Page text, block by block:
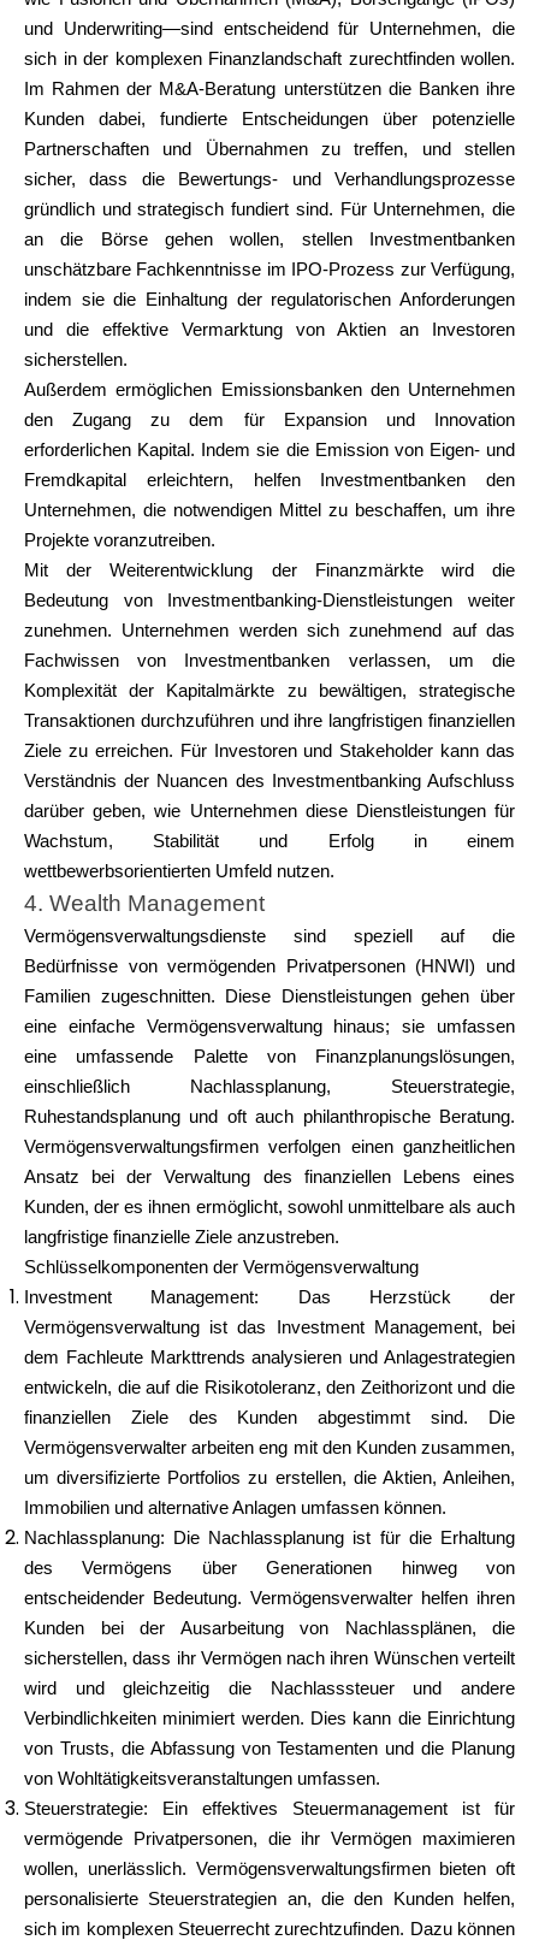
und Underwriting—sind entscheidend für Unternehmen, die
sich in der komplexen Finanzlandschaft zurechtfinden wollen.
Im Rahmen der M&A-Beratung unterstützen die Banken ihre
Kunden dabei, fundierte Entscheidungen über potenzielle
Partnerschaften und Übernahmen zu treffen, und stellen
sicher, dass die Bewertungs- und Verhandlungsprozesse
gründlich und strategisch fundiert sind. Für Unternehmen, die
an die Börse gehen wollen, stellen Investmentbanken
unschätzbare Fachkenntnisse im IPO-Prozess zur Verfügung,
indem sie die Einhaltung der regulatorischen Anforderungen
und die effektive Vermarktung von Aktien an Investoren
sicherstellen.
Außerdem ermöglichen Emissionsbanken den Unternehmen
den Zugang zu dem für Expansion und Innovation
erforderlichen Kapital. Indem sie die Emission von Eigen- und
Fremdkapital erleichtern, helfen Investmentbanken den
Unternehmen, die notwendigen Mittel zu beschaffen, um ihre
Projekte voranzutreiben.
Mit der Weiterentwicklung der Finanzmärkte wird die
Bedeutung von Investmentbanking-Dienstleistungen weiter
zunehmen. Unternehmen werden sich zunehmend auf das
Fachwissen von Investmentbanken verlassen, um die
Komplexität der Kapitalmärkte zu bewältigen, strategische
Transaktionen durchzuführen und ihre langfristigen finanziellen
Ziele zu erreichen. Für Investoren und Stakeholder kann das
Verständnis der Nuancen des Investmentbanking Aufschluss
darüber geben, wie Unternehmen diese Dienstleistungen für
Wachstum, Stabilität und Erfolg in einem
wettbewerbsorientierten Umfeld nutzen.
4. Wealth Management
Vermögensverwaltungsdienste sind speziell auf die
Bedürfnisse von vermögenden Privatpersonen (HNWI) und
Familien zugeschnitten. Diese Dienstleistungen gehen über
eine einfache Vermögensverwaltung hinaus; sie umfassen
eine umfassende Palette von Finanzplanungslösungen,
einschließlich Nachlassplanung, Steuerstrategie,
Ruhestandsplanung und oft auch philanthropische Beratung.
Vermögensverwaltungsfirmen verfolgen einen ganzheitlichen
Ansatz bei der Verwaltung des finanziellen Lebens eines
Kunden, der es ihnen ermöglicht, sowohl unmittelbare als auch
langfristige finanzielle Ziele anzustreben.
Schlüsselkomponenten der Vermögensverwaltung
Investment Management: Das Herzstück der
Vermögensverwaltung ist das Investment Management, bei
dem Fachleute Markttrends analysieren und Anlagestrategien
entwickeln, die auf die Risikotoleranz, den Zeithorizont und die
finanziellen Ziele des Kunden abgestimmt sind. Die
Vermögensverwalter arbeiten eng mit den Kunden zusammen,
um diversifizierte Portfolios zu erstellen, die Aktien, Anleihen,
Immobilien und alternative Anlagen umfassen können.
Nachlassplanung: Die Nachlassplanung ist für die Erhaltung
des Vermögens über Generationen hinweg von
entscheidender Bedeutung. Vermögensverwalter helfen ihren
Kunden bei der Ausarbeitung von Nachlassplänen, die
sicherstellen, dass ihr Vermögen nach ihren Wünschen verteilt
wird und gleichzeitig die Nachlasssteuer und andere
Verbindlichkeiten minimiert werden. Dies kann die Einrichtung
von Trusts, die Abfassung von Testamenten und die Planung
von Wohltätigkeitsveranstaltungen umfassen.
Steuerstrategie: Ein effektives Steuermanagement ist für
vermögende Privatpersonen, die ihr Vermögen maximieren
wollen, unerlässlich. Vermögensverwaltungsfirmen bieten oft
personalisierte Steuerstrategien an, die den Kunden helfen,
sich im komplexen Steuerrecht zurechtzufinden. Dazu können